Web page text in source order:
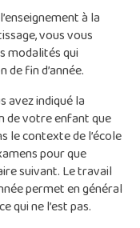
à la
vous vous
modalités qui
fin d’année.
avez indiqué la
de votre enfant que
le contexte de l’école
pour que
suivant. Le travail
permet en général
qui ne l’est pas.